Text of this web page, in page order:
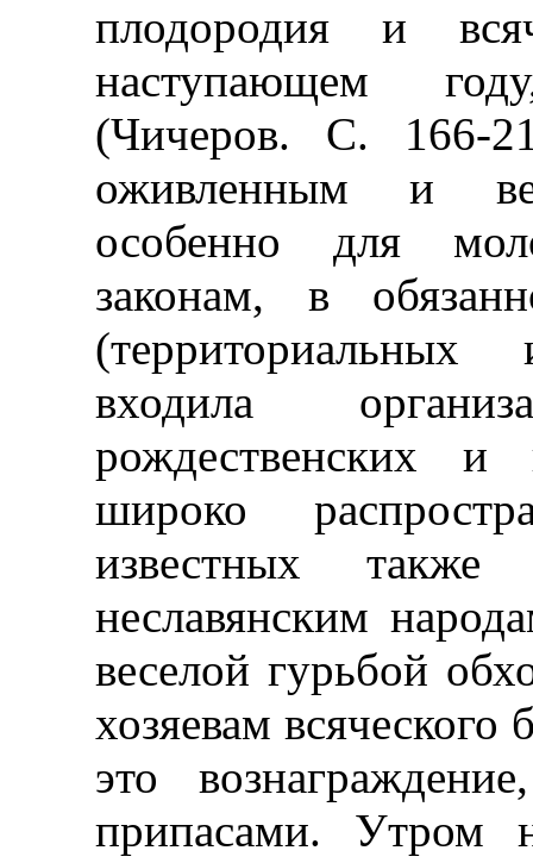
плодородия и
наступающем
(Чичеров. С. 166-
оживленным и
особенно для
законам, в
(территориальных
входила
рождественских и
широко
известных
неславянским
веселой гурьбой
хозяевам всяческого
это
припасами.